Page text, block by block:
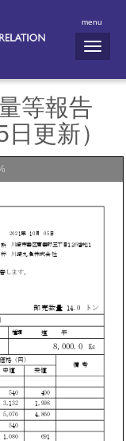
menu
N
a
i
n
等報告
更新）